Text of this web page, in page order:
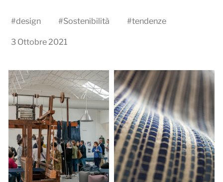
#design #Sostenibilità #tendenze
3 Ottobre 2021